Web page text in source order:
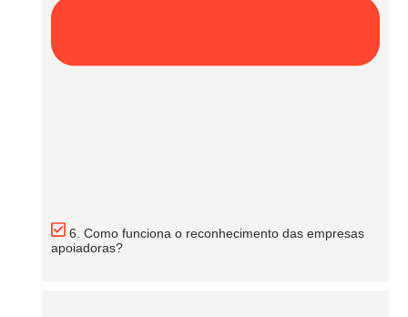
6. Como funciona o reconhecimento das empresas
apoiadoras?